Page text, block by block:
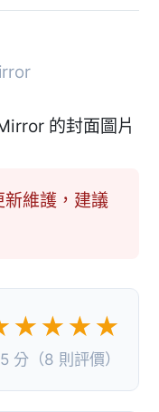
維護，建議
分（8 則評價）